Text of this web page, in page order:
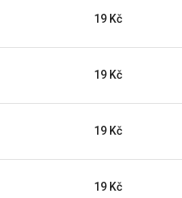
19 Kč
19 Kč
19 Kč
19 Kč